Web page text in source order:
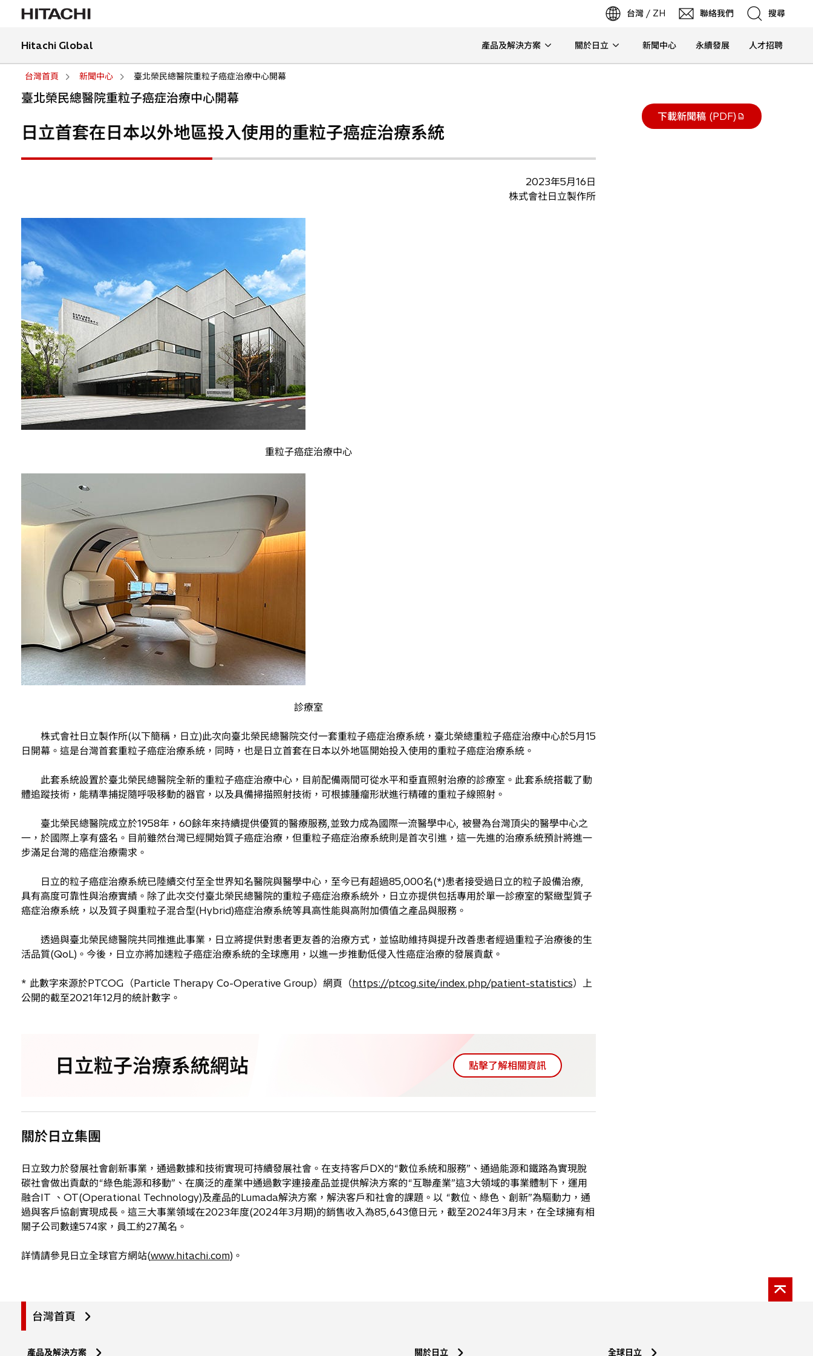
台灣 / ZH 聯絡我們 搜尋
搜尋
Hitachi Global 產品及解決方案 關於日立 新聞中心 永續發展 人才招聘
在
新
標
籤
中
開
台灣首頁 新聞中心 臺北榮民總醫院重粒子癌症治療中心開幕
臺北榮民總醫院重粒子癌症治療中心開幕
日立首套在日本以外地區投入使用的重粒子癌症治療系統
2023年5月16日
株式會社日立製作所
重粒子癌症治療中心
診療室
株式會社日立製作所(以下簡稱，日立)此次向臺北榮民總醫院交付一套重粒子癌症治療系統，臺北榮總重粒子癌症治療中心於5月15
日開幕。這是台灣首套重粒子癌症治療系統，同時，也是日立首套在日本以外地區開始投入使用的重粒子癌症治療系統。
此套系統設置於臺北榮民總醫院全新的重粒子癌症治療中心，目前配備兩間可從水平和垂直照射治療的診療室。此套系統搭載了動
體追蹤技術，能精準捕捉隨呼吸移動的器官，以及具備掃描照射技術，可根據腫瘤形狀進行精確的重粒子線照射。
臺北榮民總醫院成立於1958年，60餘年來持續提供優質的醫療服務,並致力成為國際一流醫學中心, 被譽為台灣頂尖的醫學中心之
一，於國際上享有盛名。目前雖然台灣已經開始質子癌症治療，但重粒子癌症治療系統則是首次引進，這一先進的治療系統預計將進一
步滿足台灣的癌症治療需求。
日立的粒子癌症治療系統已陸續交付至全世界知名醫院與醫學中心，至今已有超過85,000名(*)患者接受過日立的粒子設備治療,
具有高度可靠性與治療實績。除了此次交付臺北榮民總醫院的重粒子癌症治療系統外，日立亦提供包括專用於單一診療室的緊緻型質子
癌症治療系統，以及質子與重粒子混合型(Hybrid)癌症治療系統等具高性能與高附加價值之產品與服務。
透過與臺北榮民總醫院共同推進此事業，日立將提供對患者更友善的治療方式，並協助維持與提升改善患者經過重粒子治療後的生
活品質(QoL)。今後，日立亦將加速粒子癌症治療系統的全球應用，以進一步推動低侵入性癌症治療的發展貢獻。
* 此數字來源於PTCOG（Particle Therapy Co-Operative Group）網頁（https://ptcog.site/index.php/patient-statistics）上
公開的截至2021年12月的統計數字。
日立粒子治療系統網站 點擊了解相關資訊
關於日立集團
日立致力於發展社會創新事業，通過數據和技術實現可持續發展社會。在支持客戶DX的“數位系統和服務”、通過能源和鐵路為實現脫
碳社會做出貢獻的“綠色能源和移動”、在廣泛的產業中通過數字連接產品並提供解決方案的“互聯產業”這3大領域的事業體制下，運用
融合IT 、OT(Operational Technology)及產品的Lumada解決方案，解決客戶和社會的課題。以 “數位、綠色、創新”為驅動力，通
過與客戶協創實現成長。這三大事業領域在2023年度(2024年3月期)的銷售收入為85,643億日元，截至2024年3月末，在全球擁有相
關子公司數達574家，員工約27萬名。
詳情請參見日立全球官方網站(www.hitachi.com)。
下載新聞稿 (PDF)
台灣首頁
產品及解決方案 關於日立 全球日立